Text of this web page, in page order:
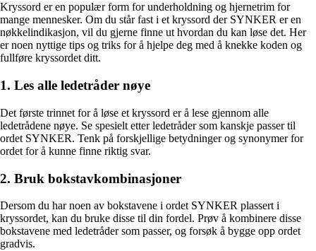
Kryssord er en populær form for underholdning og hjernetrim for
mange mennesker. Om du står fast i et kryssord der SYNKER er en
nøkkelindikasjon, vil du gjerne finne ut hvordan du kan løse det. Her
er noen nyttige tips og triks for å hjelpe deg med å knekke koden og
fullføre kryssordet ditt.
1. Les alle ledetråder nøye
Det første trinnet for å løse et kryssord er å lese gjennom alle
ledetrådene nøye. Se spesielt etter ledetråder som kanskje passer til
ordet SYNKER. Tenk på forskjellige betydninger og synonymer for
ordet for å kunne finne riktig svar.
2. Bruk bokstavkombinasjoner
Dersom du har noen av bokstavene i ordet SYNKER plassert i
kryssordet, kan du bruke disse til din fordel. Prøv å kombinere disse
bokstavene med ledetråder som passer, og forsøk å bygge opp ordet
gradvis.